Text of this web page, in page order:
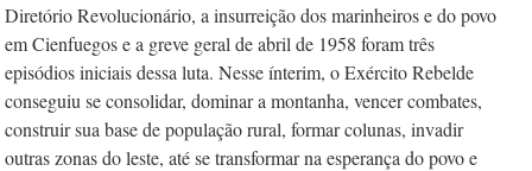
Diretório Revolucionário, a insurreição dos marinheiros e do povo
em Cienfuegos e a greve geral de abril de 1958 foram três
episódios iniciais dessa luta. Nesse ínterim, o Exército Rebelde
conseguiu se consolidar, dominar a montanha, vencer combates,
construir sua base de população rural, formar colunas, invadir
outras zonas do leste, até se transformar na esperança do povo e